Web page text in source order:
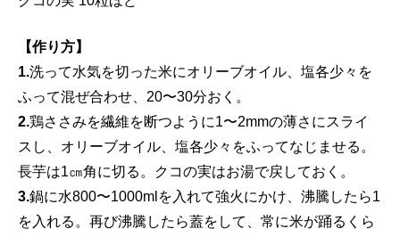
【作り方】
1.洗って水気を切った米にオリーブオイル、塩各少々を
ふって混ぜ合わせ、20〜30分おく。
2.鶏ささみを繊維を断つように1〜2mmの薄さにスライ
スし、オリーブオイル、塩各少々をふってなじませる。
長芋は1㎝角に切る。クコの実はお湯で戻しておく。
3.鍋に水800〜1000mlを入れて強火にかけ、沸騰したら1
を入れる。再び沸騰したら蓋をして、常に米が踊るくら